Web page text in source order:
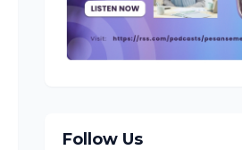
Follow Us